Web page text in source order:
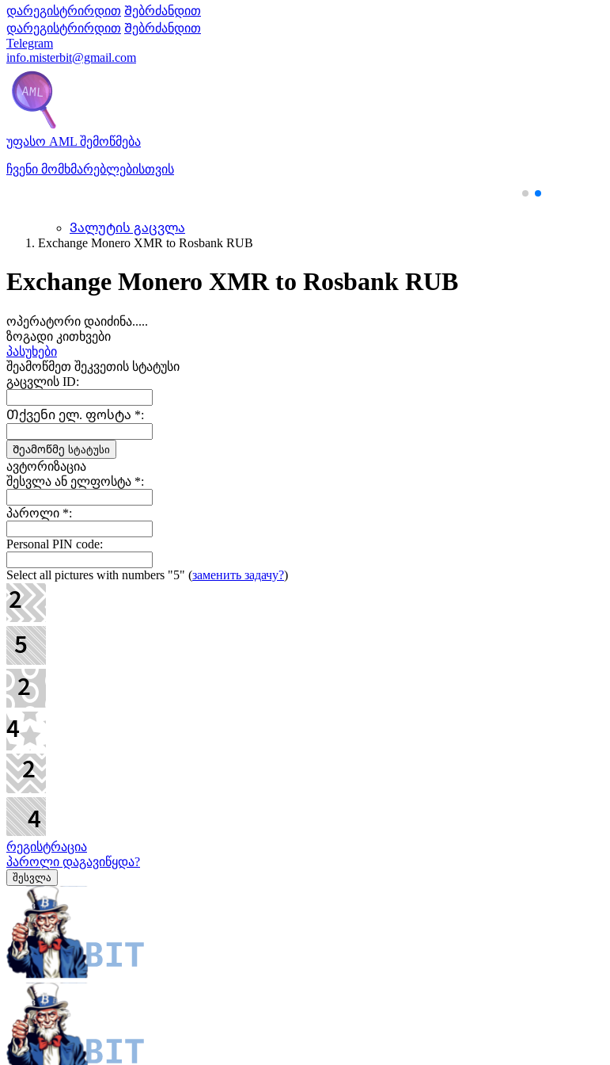
დარეგისტრირდით Შებრძანდით
დარეგისტრირდით Შებრძანდით
Telegram
info.misterbit@gmail.com
უფასო AML შემოწმება
ჩვენი მომხმარებლებისთვის
Ვალუტის გაცვლა
Exchange Monero XMR to Rosbank RUB
Exchange Monero XMR to Rosbank RUB
ოპერატორი დაიძინა.....
ზოგადი კითხვები
პასუხები
შეამოწმეთ შეკვეთის სტატუსი
გაცვლის ID:
Თქვენი ელ. ფოსტა *:
ავტორიზაცია
შესვლა ან ელფოსტა *:
პაროლი *:
Personal PIN code:
Select all pictures with numbers "5" (заменить задачу?)
რეგისტრაცია
პაროლი დაგავიწყდა?